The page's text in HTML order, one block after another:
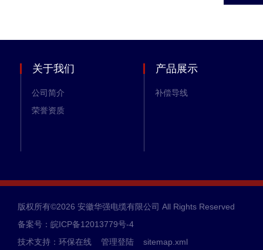
关于我们
公司简介
荣誉资质
产品展示
补偿导线
版权所有©2026 安徽华强电缆有限公司 All Rights Reserved
备案号：皖ICP备12013779号-4
技术支持： 环保在线 管理登陆 sitemap.xml